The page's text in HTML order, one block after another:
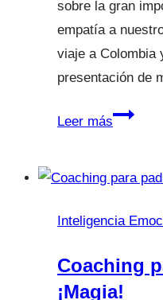
sobre la gran
empatía a
viaje a Colombia
presentación de
Leer másEducar
empatía
Inteligencia
Coaching
¡Magia!